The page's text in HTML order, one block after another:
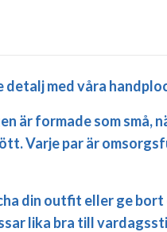
detalj med våra
är formade som
Varje par är
din outfit eller ge
lika bra till